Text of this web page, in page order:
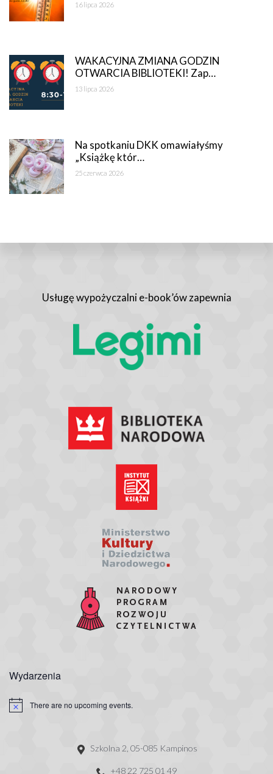
16 lipca 2026
WAKACYJNA ZMIANA GODZIN
OTWARCIA BIBLIOTEKI! Zap…
13 lipca 2026
Na spotkaniu DKK omawiałyśmy
„Książkę któr…
25 czerwca 2026
Usługę wypożyczalni e-book’ów zapewnia
Wydarzenia
There are no upcoming events.
Szkolna 2, 05-085 Kampinos
+48 22 725 01 49